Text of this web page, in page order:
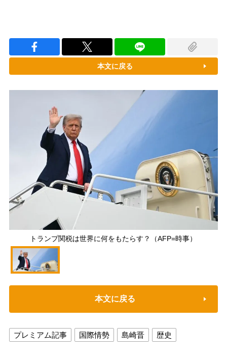
本文に戻る
トランプ関税は世界に何をもたらす？（AFP=時事）
本文に戻る
プレミアム記事 国際情勢 島崎晋 歴史